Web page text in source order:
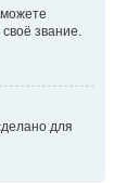
звание.
для